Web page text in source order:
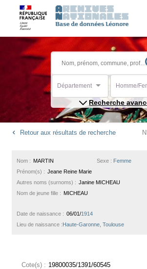
Département Homme/
Recherche
Retour aux résultats de recherche
Sexe : Femme
Nom : MARTIN
Prénom(s) : Jeane Reine Marie
Autres noms (surnoms) : Janine MICHEAU
Nom de jeune fille : MICHEAU
Date de naissance : 06/01/1914
Lieu de naissance :Haute-Garonne, Toulouse
Cote(s) : 19800035/1391/60545